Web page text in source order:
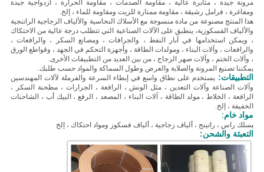
مرونة جيدة ، مثابرة عالية ، مقاومة الصدمات ، مقاومة الحرارة ، ازدواجية جيدة
ومفاغرة ، فرامل رشيقة ، مقاومة ممتازة للزيت ومقاومة للماء ، إلخ.
هذا المنتج مصنوعة من مادة منسوجة مع الأسلاك النحاسية والألياف الزجاجية الراتنجية
والألياف الفسكوزية، ينطبق على الآلات الصناعية التي تتطلب درجة عالية من الاحتكاك
، ويمكن استخدامها في آبار النفط ، والجرافات ، ومصانع السكر ، والرافعات ،
والرافعات ، وآلات البناء ، ومولدات الطاقة ، وأجهزة التحكم في الجهد ، وقواطع الورق
، وآلات الختم ، وآلات صهر الزجاج ، من بين العديد من التطبيقات الأخرى.
يمكننا تصنيع المرونة والصلابة والعرض وطول السماكة والمواد حسب طلبك.
التطبيقات: يستخدم على نطاق واسع في إبطاء السرعة والفرملة لآلات المهندسين
وآلات الصناعة وآلات التعدين ، مثل الونش ، الرافعة ، الجرارات ، مطحنة السكر ،
الرافعة ، الخلاط ، مولد الطاقة ، آلات البناء ، المصعد ، الرفع ، البيك أب ، الشاحنات
الخفيفة ، إلخ.
مواد خام:
بسلك راس ، راتينج ، ألياف زجاجية ، ألياف فسكوز ومواد احتكاك ، إلخ
التعبئة والشحن: